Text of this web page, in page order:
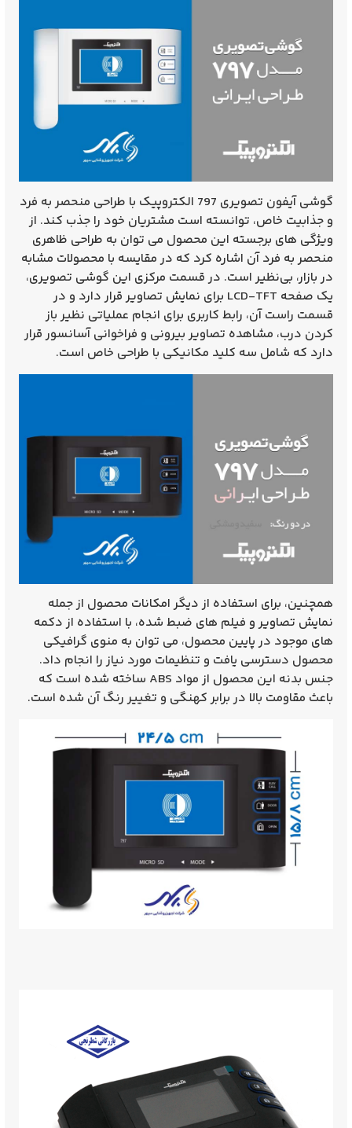
گوشی آیفون تصویری 797 الکتروپیک
با طراحی منحصر به فرد
و جذابیت خاص، توانسته است مشتریان خود را جذب کند. از
ویژگی‌ های برجسته این محصول می‌ توان به طراحی ظاهری
منحصر به فرد آن اشاره کرد که در مقایسه با محصولات مشابه
در بازار، بی‌نظیر است. در قسمت مرکزی این گوشی تصویری،
یک صفحه LCD-TFT برای نمایش تصاویر قرار دارد و در
قسمت راست آن، رابط کاربری برای انجام عملیاتی نظیر باز
کردن درب، مشاهده تصاویر بیرونی و فراخوانی آسانسور قرار
دارد که شامل سه کلید مکانیکی با طراحی خاص است.
همچنین، برای استفاده از دیگر امکانات محصول از جمله
نمایش تصاویر و فیلم‌ های ضبط شده، با استفاده از دکمه‌
های موجود در پایین محصول، می‌ توان به منوی گرافیکی
محصول دسترسی یافت و تنظیمات مورد نیاز را انجام داد.
جنس بدنه این محصول از مواد ABS ساخته شده است که
باعث مقاومت بالا در برابر کهنگی و تغییر رنگ آن شده است.